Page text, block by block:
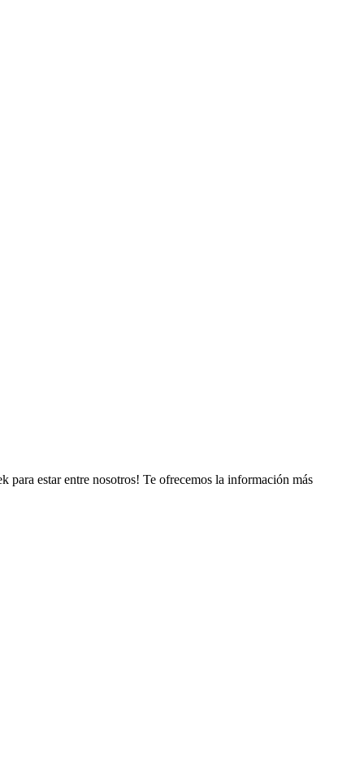
para estar entre nosotros! Te ofrecemos la información más